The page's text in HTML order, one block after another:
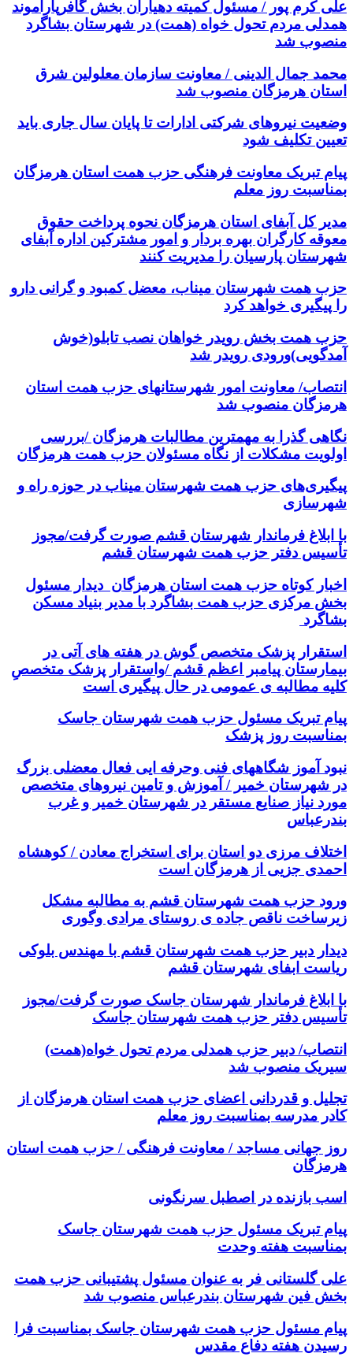
علی کرم پور / مسئول کمیته دهیاران بخش گافرپاراموند
همدلی مردم تحول خواه (همت) در شهرستان بشاگرد
منصوب شد
محمد جمال الدینی / معاونت سازمان معلولین شرق
استان هرمزگان منصوب شد
وضعیت نیروهای شرکتی ادارات تا پایان سال جاری باید
تعیین تکلیف شود
پیام تبریک معاونت فرهنگی حزب همت استان هرمزگان
بمناسبت روز معلم
مدیر کل آبفای استان هرمزگان نحوه پرداخت حقوق
معوقه کارگران بهره بردار و امور مشترکین اداره آبفای
شهرستان پارسیان را مدیریت کنند
حزب همت شهرستان میناب، معضل کمبود و گرانی دارو
را پیگیری خواهد کرد
حزب همت بخش رویدر خواهان نصب تابلو(خوش
آمدگویی)ورودی رویدر شد
انتصاب/ معاونت امور شهرستانهای حزب همت استان
هرمزگان منصوب شد
نگاهی گذرا به مهمترین مطالبات هرمزگان /بررسی
اولویت مشکلات از نگاه مسئولان حزب همت هرمزگان
پیگیری‌های حزب همت شهرستان میناب در حوزه راه و
شهرسازی
با ابلاغ فرماندار شهرستان قشم صورت گرفت/مجوز
تأسیس دفتر حزب همت شهرستان قشم
اخبار کوتاه حزب همت استان هرمزگان دیدار مسئول
بخش مرکزی حزب همت بشاگرد با مدیر بنیاد مسکن
بشاگرد
استقرار پزشک متخصص گوش در هفته های آتی در
بیمارستان پیامبر اعظم قشم /واستقرار پزشک متخصصِ
کلیه مطالبه ی عمومی در حال پیگیری است
پیام تبریک مسئول حزب همت شهرستان جاسک
بمناسبت روز پزشک
نبود آموز شگاههای فنی وحرفه ایی فعال معضلی بزرگ
در شهرستان خمیر / آموزش و تامین نیروهای متخصص
مورد نیاز صنایع مستقر در شهرستان خمیر و غرب
بندرعباس
اختلاف مرزی دو استان برای استخراج معادن / کوهشاه
احمدی جزیی از هرمزگان است
ورود حزب همت شهرستان‌ قشم به مطالبه مشکل
زیرساخت ناقص جاده ی روستای مرادی وگوری
دیدار دبیر حزب همت شهرستان قشم با مهندس بلوکی
ریاست ابفای شهرستان قشم
با ابلاغ فرماندار شهرستان جاسک صورت گرفت/مجوز
تأسیس دفتر حزب همت شهرستان جاسک
انتصاب/ دبیر حزب همدلی مردم تحول خواه(همت)
سیریک منصوب شد
تجلیل و قدردانی اعضای حزب همت استان هرمزگان از
کادر مدرسه بمناسبت روز معلم
روز جهانی مساجد / معاونت فرهنگی / حزب همت استان
هرمزگان
اسب بازنده در اصطبل سرنگونی
پیام تبریک مسئول حزب همت شهرستان جاسک
بمناسبت هفته وحدت
علی گلستانی فر به عنوان مسئول پشتیبانی حزب همت
بخش فین شهرستان بندرعباس منصوب شد
پیام مسئول حزب همت شهرستان جاسک بمناسبت فرا
رسیدن هفته دفاع مقدس